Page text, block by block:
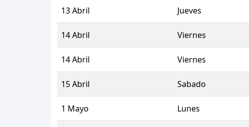
13 Abril Jueves
14 Abril Viernes
14 Abril Viernes
15 Abril Sabado
1 Mayo Lunes